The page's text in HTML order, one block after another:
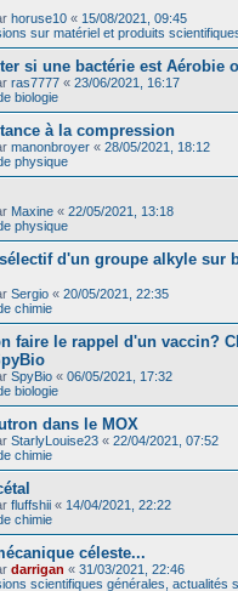
horuse10 « 15/08/2021, 09:45
sur matériel et produits
si une bactérie est Aérobie
ras7777 « 23/06/2021, 16:17
biologie
à la compression
manonbroyer « 28/05/2021, 18:12
physique
Maxine « 22/05/2021, 13:18
physique
d'un groupe alkyle sur
Sergio « 20/05/2021, 22:35
chimie
faire le rappel d'un vaccin?
SpyBio « 06/05/2021, 17:32
biologie
dans le MOX
StarlyLouise23 « 22/04/2021, 07:52
chimie
fluffshii « 14/04/2021, 22:22
chimie
céleste...
darrigan « 31/03/2021, 22:46
scientifiques générales, actualités